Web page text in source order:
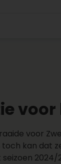
voor
voor
kan dat
seizoen 2024/